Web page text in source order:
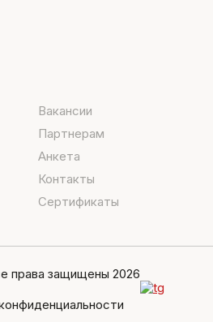
Вакансии
Партнерам
Анкета
Контакты
Сертификаты
права защищены 2026